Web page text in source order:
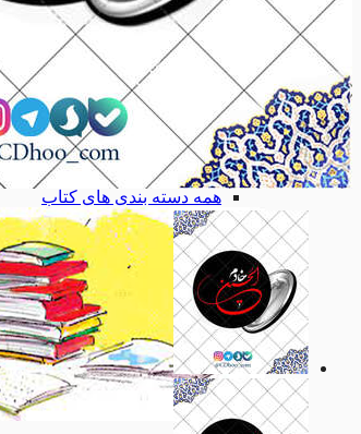
آموزشی آموزشی
داستان و رمان داستان و رمان
اشخاص
انقلاب
انقلاب
مدیریت
هنر
بهداشت
بهداشت
کودک و نوجوان کودک و نوجوان
تاریخ، جغرافیا
تاریخ، جغرافیا
همه دسته بندی های کتاب